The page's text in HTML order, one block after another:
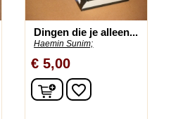
Dingen die je alleen...
Haemin Sunim;
€ 5,00
In winkelwagen
favorite_border